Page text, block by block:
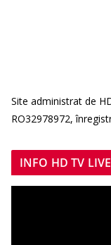
Site administrat de
RO32978972,
INFO HD TV LIVE